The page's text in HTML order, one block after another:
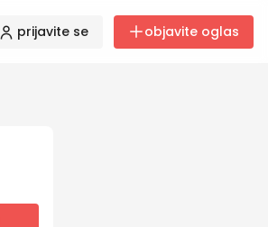
prijavite se objavite oglas